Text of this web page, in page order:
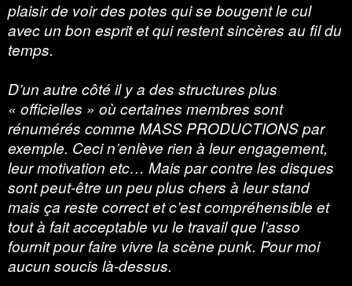
plaisir de voir des potes qui se bougent le cul
avec un bon esprit et qui restent sincères au fil du
temps.
D’un autre côté il y a des structures plus
« officielles » où certaines membres sont
rénumérés comme MASS PRODUCTIONS par
exemple. Ceci n’enlève rien à leur engagement,
leur motivation etc… Mais par contre les disques
sont peut-être un peu plus chers à leur stand
mais ça reste correct et c’est compréhensible et
tout à fait acceptable vu le travail que l’asso
fournit pour faire vivre la scène punk. Pour moi
aucun soucis là-dessus.